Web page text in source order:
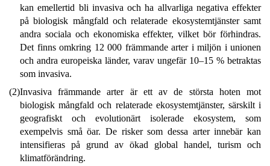
kan emellertid bli invasiva och ha allvarliga negativa effekter
på biologisk mångfald och relaterade ekosystemtjänster samt
andra sociala och ekonomiska effekter, vilket bör förhindras.
Det finns omkring 12 000 främmande arter i miljön i unionen
och andra europeiska länder, varav ungefär 10–15 % betraktas
som invasiva.
(2)Invasiva främmande arter är ett av de största hoten mot
biologisk mångfald och relaterade ekosystemtjänster, särskilt i
geografiskt och evolutionärt isolerade ekosystem, som
exempelvis små öar. De risker som dessa arter innebär kan
intensifieras på grund av ökad global handel, turism och
klimatförändring.